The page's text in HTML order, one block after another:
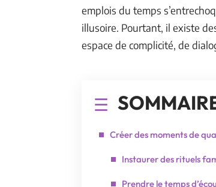
emplois du temps
illusoire. Pourtant, il existe
espace de complicité, de
Créer des moments de
Instaurer des rituels
Prendre le temps